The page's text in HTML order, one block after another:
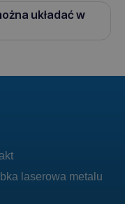
układać w
laserowa metalu